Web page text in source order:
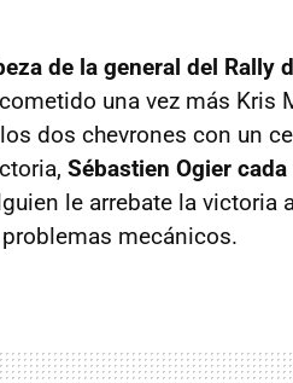
de la general del Rally
una vez más Kris
dos chevrones con un
Sébastien Ogier
le arrebate la victoria
mecánicos.